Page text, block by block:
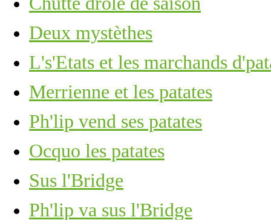
Deux mystèthes
L's'Etats et les marchands
Merrienne et les patates
Ph'lip vend ses patates
Ocquo les patates
Sus l'Bridge
Ph'lip va sus l'Bridge